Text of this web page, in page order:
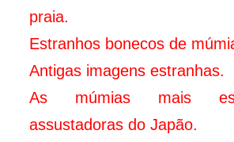
praia.
Estranhos bonecos de
Antigas imagens estranhas.
As múmias mais
assustadoras do Japão.